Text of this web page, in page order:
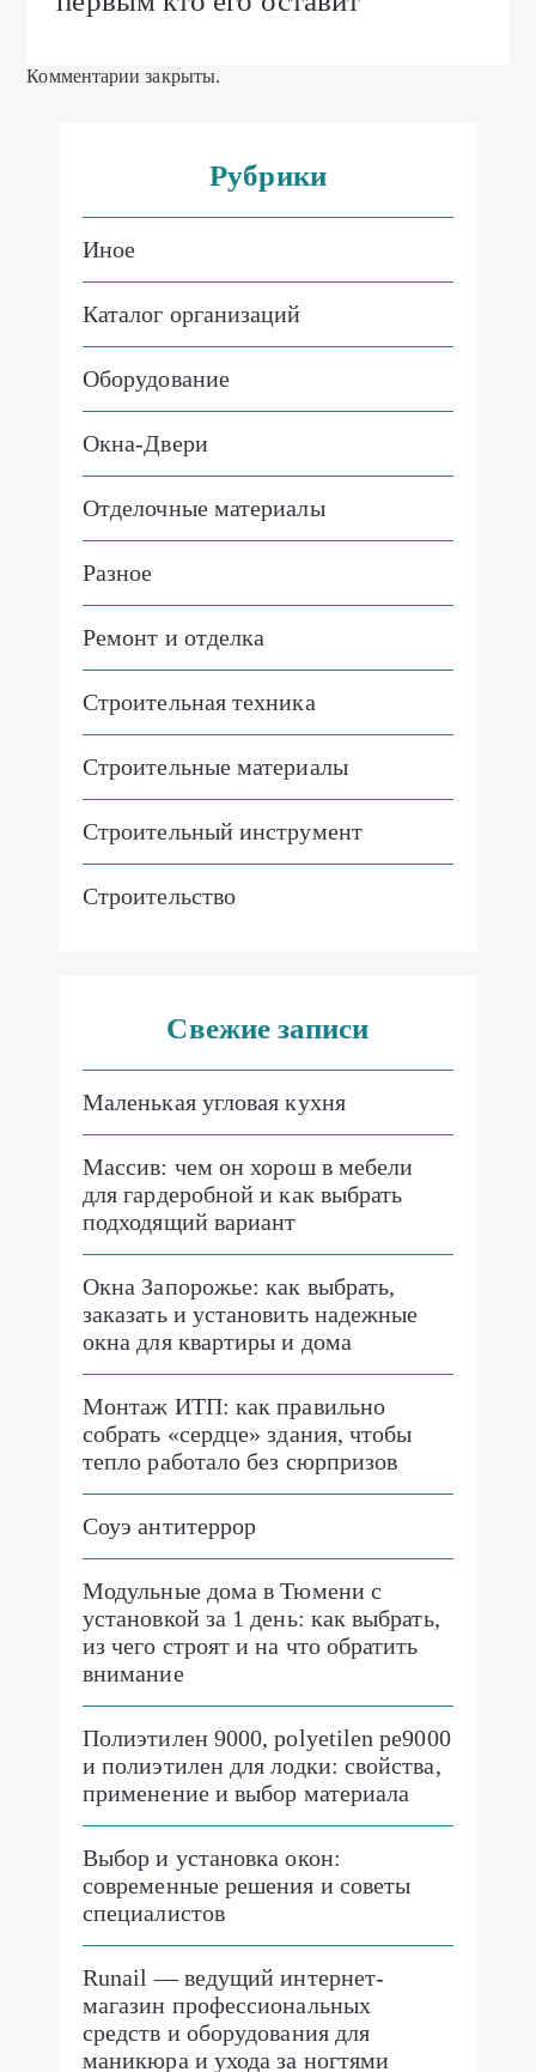
Комментарии закрыты.
Рубрики
Иное
Каталог организаций
Оборудование
Окна-Двери
Отделочные материалы
Разное
Ремонт и отделка
Строительная техника
Строительные материалы
Строительный инструмент
Строительство
Свежие записи
Маленькая угловая кухня
Массив: чем он хорош в мебели
для гардеробной и как выбрать
подходящий вариант
Окна Запорожье: как выбрать,
заказать и установить надежные
окна для квартиры и дома
Монтаж ИТП: как правильно
собрать «сердце» здания, чтобы
тепло работало без сюрпризов
Соуэ антитеррор
Модульные дома в Тюмени с
установкой за 1 день: как выбрать,
из чего строят и на что обратить
внимание
Полиэтилен 9000, polyetilen pe9000
и полиэтилен для лодки: свойства,
применение и выбор материала
Выбор и установка окон:
современные решения и советы
специалистов
Runail — ведущий интернет-
магазин профессиональных
средств и оборудования для
маникюра и ухода за ногтями